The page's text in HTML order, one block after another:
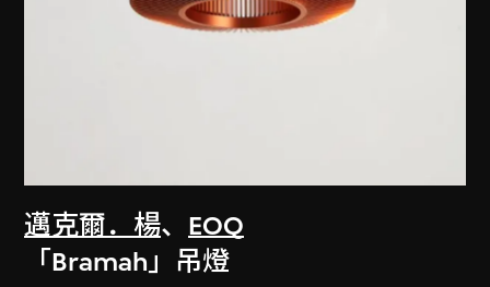
邁克爾．楊、 EOQ
「Bramah」吊燈